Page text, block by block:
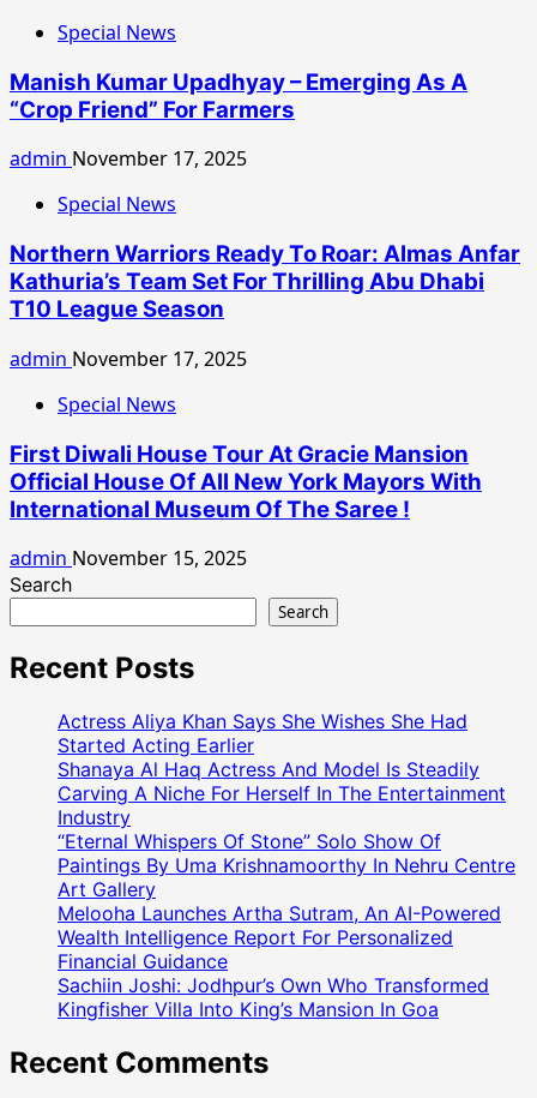
Special News
Manish Kumar Upadhyay – Emerging As A
“Crop Friend” For Farmers
admin November 17, 2025
Special News
Northern Warriors Ready To Roar: Almas Anfar
Kathuria’s Team Set For Thrilling Abu Dhabi
T10 League Season
admin November 17, 2025
Special News
First Diwali House Tour At Gracie Mansion
Official House Of All New York Mayors With
International Museum Of The Saree !
admin November 15, 2025
Search
Search
Recent Posts
Actress Aliya Khan Says She Wishes She Had
Started Acting Earlier
Shanaya Al Haq Actress And Model Is Steadily
Carving A Niche For Herself In The Entertainment
Industry
“Eternal Whispers Of Stone” Solo Show Of
Paintings By Uma Krishnamoorthy In Nehru Centre
Art Gallery
Melooha Launches Artha Sutram, An AI-Powered
Wealth Intelligence Report For Personalized
Financial Guidance
Sachiin Joshi: Jodhpur’s Own Who Transformed
Kingfisher Villa Into King’s Mansion In Goa
Recent Comments